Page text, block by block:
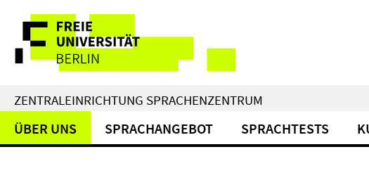
direkt
Inhalt
Service-
Navigation
ZENTRALEINRICHTUNG SPRACHENZENTRUM
ÜBER UNS SPRACHANGEBOT SPRACHTESTS